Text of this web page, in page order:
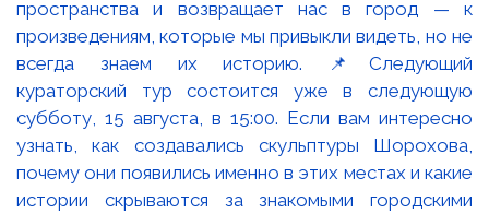
пространства и возвращает нас в город — к
произведениям, которые мы привыкли видеть, но не
всегда знаем их историю. 📌Следующий
кураторский тур состоится уже в следующую
субботу, 15 августа, в 15:00. Если вам интересно
узнать, как создавались скульптуры Шорохова,
почему они появились именно в этих местах и какие
истории скрываются за знакомыми городскими